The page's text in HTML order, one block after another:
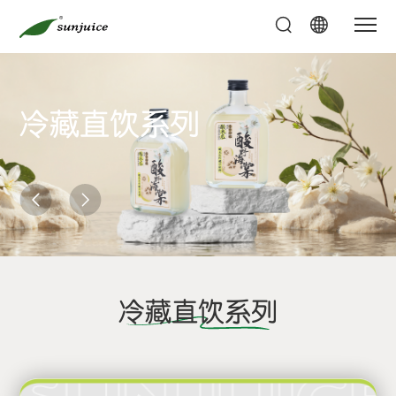
冷藏直饮系列
冷藏直饮系列